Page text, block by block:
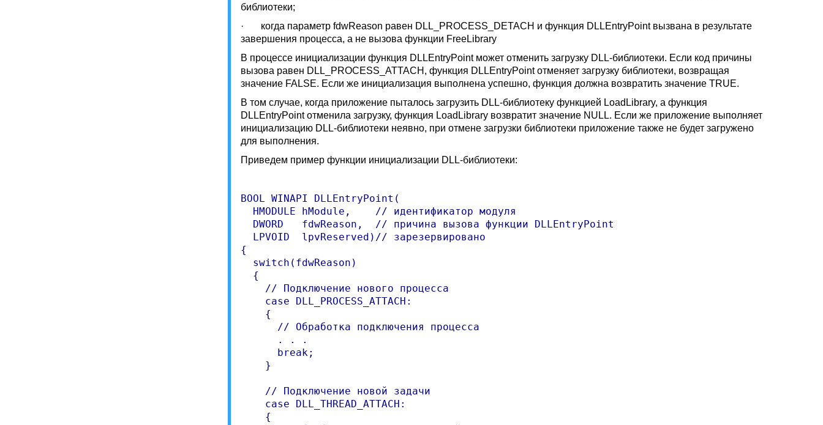
библиотеки;
· когда параметр fdwReason равен DLL_PROCESS_DETACH и функция DLLEntryPoint вызвана в результате
завершения процесса, а не вызова функции FreeLibrary
В процессе инициализации функция DLLEntryPoint может отменить загрузку DLL-библиотеки. Если код причины
вызова равен DLL_PROCESS_ATTACH, функция DLLEntryPoint отменяет загрузку библиотеки, возвращая
значение FALSE. Если же инициализация выполнена успешно, функция должна возвратить значение TRUE.
В том случае, когда приложение пыталось загрузить DLL-библиотеку функцией LoadLibrary, а функция
DLLEntryPoint отменила загрузку, функция LoadLibrary возвратит значение NULL. Если же приложение выполняет
инициализацию DLL-библиотеки неявно, при отмене загрузки библиотеки приложение также не будет загружено
для выполнения.
Приведем пример функции инициализации DLL-библиотеки:
BOOL WINAPI DLLEntryPoint(
  HMODULE hModule,    // идентификатор модуля
  DWORD   fdwReason,  // причина вызова функции DLLEntryPoint
  LPVOID  lpvReserved)// зарезервировано
{
  switch(fdwReason)
  {
    // Подключение нового процесса
    case DLL_PROCESS_ATTACH:
    {
      // Обработка подключения процесса
      . . .
      break;
    }
    // Подключение новой задачи
    case DLL_THREAD_ATTACH:
    {